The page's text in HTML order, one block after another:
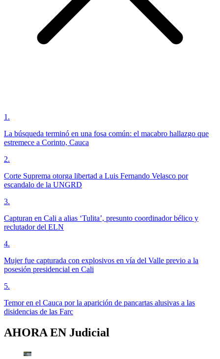
1 .
La búsqueda terminó en una fosa común: el macabro hallazgo que
estremece a Corinto, Cauca
2.
Corte Suprema otorga libertad a Luis Fernando Velasco por
escandalo de la UNGRD
3.
Capturan en Cali a alias ‘Tulita’, presunto coordinador bélico y
reclutador del ELN
4.
Mujer fue capturada con explosivos en vía del Valle previo a la
posesión presidencial en Cali
5.
Temor en el Cauca por la aparición de pancartas alusivas a las
disidencias de las Farc
AHORA EN Judicial